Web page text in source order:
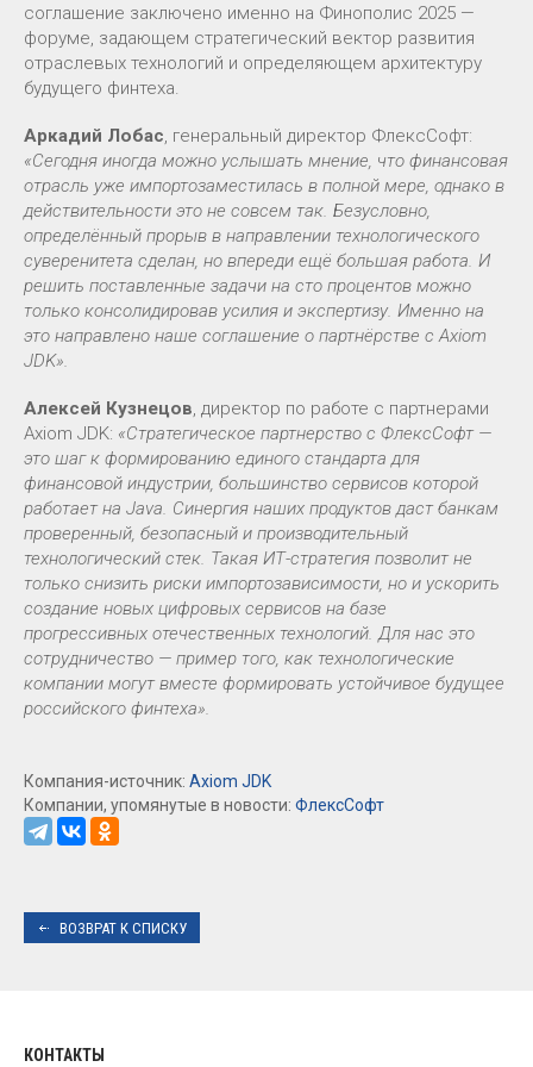
соглашение заключено именно на Финополис 2025 —
форуме, задающем стратегический вектор развития
отраслевых технологий и определяющем архитектуру
будущего финтеха.
Аркадий Лобас, генеральный директор ФлексСофт:
«Сегодня иногда можно услышать мнение, что финансовая
отрасль уже импортозаместилась в полной мере, однако в
действительности это не совсем так. Безусловно,
определённый прорыв в направлении технологического
суверенитета сделан, но впереди ещё большая работа. И
решить поставленные задачи на сто процентов можно
только консолидировав усилия и экспертизу. Именно на
это направлено наше соглашение о партнёрстве с Axiom
JDK».
Алексей Кузнецов, директор по работе с партнерами
Axiom JDK: «Стратегическое партнерство с ФлексСофт —
это шаг к формированию единого стандарта для
финансовой индустрии, большинство сервисов которой
работает на Java. Синергия наших продуктов даст банкам
проверенный, безопасный и производительный
технологический стек. Такая ИТ-стратегия позволит не
только снизить риски импортозависимости, но и ускорить
создание новых цифровых сервисов на базе
прогрессивных отечественных технологий. Для нас это
сотрудничество — пример того, как технологические
компании могут вместе формировать устойчивое будущее
российского финтеха».
Компания-источник: Axiom JDK
Компании, упомянутые в новости: ФлексСофт
ВОЗВРАТ К СПИСКУ
КОНТАКТЫ